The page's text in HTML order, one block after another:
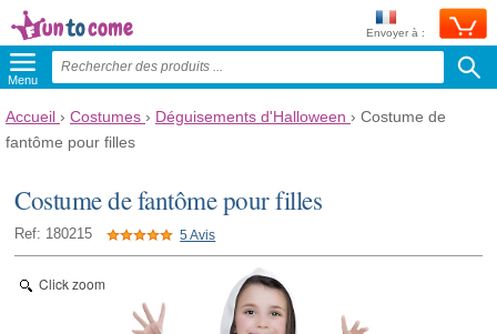
Envoyer à :
Menu
Accueil › Costumes › Déguisements d'Halloween › Costume de
fantôme pour filles
Costume de fantôme pour filles
Ref: 180215 5 Avis
Click zoom